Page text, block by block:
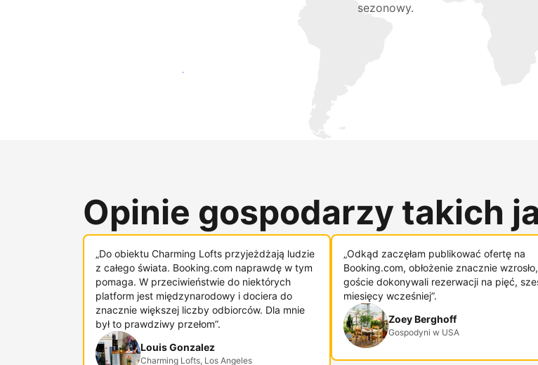
sezonowy.
Dotrzyj do nowych gości już dziś
Opinie gospodarzy takich
„Do obiektu Charming Lofts przyjeżdżają ludzie
z całego świata. Booking.com naprawdę w tym
pomaga. W przeciwieństwie do niektórych
platform jest międzynarodowy i dociera do
znacznie większej liczby odbiorców. Dla mnie
był to prawdziwy przełom”.
Louis Gonzalez
Charming Lofts, Los Angeles
„Odkąd zaczęłam publikować ofertę na
Booking.com, obłożenie znacznie
goście dokonywali rezerwacji na pięć,
miesięcy wcześniej”.
Zoey Berghoff
Gospodyni w USA